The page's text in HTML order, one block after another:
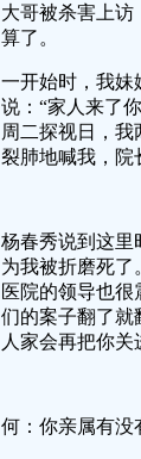
大哥被杀害上访
算了。
一开始时，我妹
说：“家人来了
周二探视日，
裂肺地喊我，院
杨春秀说到这里
为我被折磨死了
医院的领导也很
们的案子翻了就
人家会再把你关
何：你亲属有没